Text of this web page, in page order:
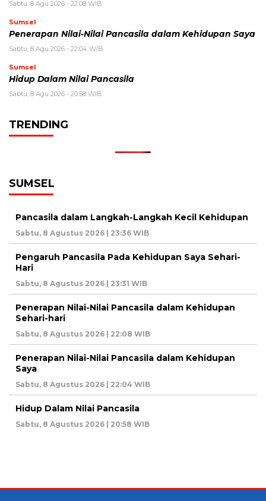
Sabtu, 8 Agu 2026 - 22:08 WIB
Sumsel
Penerapan Nilai-Nilai Pancasila dalam Kehidupan Saya
Sabtu, 8 Agu 2026 - 22:04 WIB
Sumsel
Hidup Dalam Nilai Pancasila
Sabtu, 8 Agu 2026 - 20:58 WIB
TRENDING
SUMSEL
Pancasila dalam Langkah-Langkah Kecil Kehidupan
Sabtu, 8 Agustus 2026 | 23:36 WIB
Pengaruh Pancasila Pada Kehidupan Saya Sehari-
Hari
Sabtu, 8 Agustus 2026 | 23:31 WIB
Penerapan Nilai-Nilai Pancasila dalam Kehidupan
Sehari-hari
Sabtu, 8 Agustus 2026 | 22:08 WIB
Penerapan Nilai-Nilai Pancasila dalam Kehidupan
Saya
Sabtu, 8 Agustus 2026 | 22:04 WIB
Hidup Dalam Nilai Pancasila
Sabtu, 8 Agustus 2026 | 20:58 WIB